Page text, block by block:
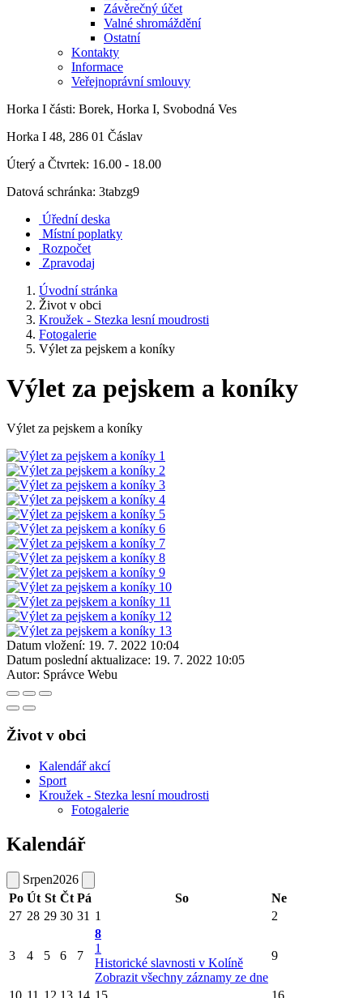
Závěrečný účet
Valné shromáždění
Ostatní
Kontakty
Informace
Veřejnoprávní smlouvy
Horka I části: Borek, Horka I, Svobodná Ves
Horka I 48, 286 01 Čáslav
Úterý a Čtvrtek: 16.00 - 18.00
Datová schránka: 3tabzg9
Úřední deska
Místní poplatky
Rozpočet
Zpravodaj
Úvodní stránka
Život v obci
Kroužek - Stezka lesní moudrosti
Fotogalerie
Výlet za pejskem a koníky
Výlet za pejskem a koníky
Výlet za pejskem a koníky
Datum vložení: 19. 7. 2022 10:04
Datum poslední aktualizace: 19. 7. 2022 10:05
Autor: Správce Webu
Život v obci
Kalendář akcí
Sport
Kroužek - Stezka lesní moudrosti
Fotogalerie
Kalendář
Srpen2026
Po Út St Čt Pá So
Ne
27 28 29 30 31 1 2
3 4 5 6 7
8
1
Historické slavnosti v Kolíně
Zobrazit všechny záznamy ze dne
9